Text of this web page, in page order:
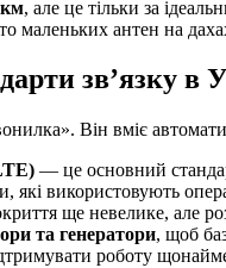
, але це тільки за
маленьких антен на
зв’язку в
Він вміє
— це основний
які використовують
ще невелике, але
та генератори, щоб
роботу